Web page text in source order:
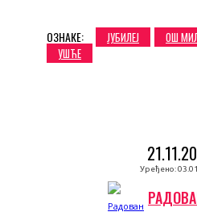
ОЗНАКЕ: ЈУБИЛЕЈ
ОШ
УШЋЕ
Уређено: